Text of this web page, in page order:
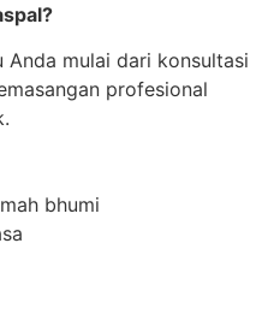
Anda mulai dari konsultasi
profesional